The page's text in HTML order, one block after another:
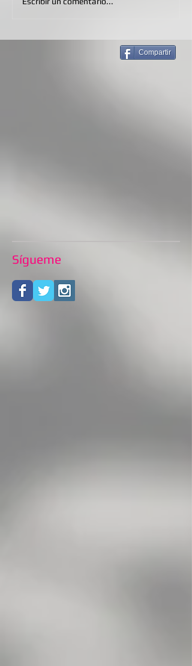
Compartir
Sígueme